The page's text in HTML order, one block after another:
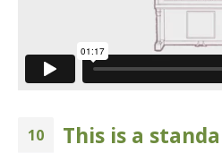
10
This is a